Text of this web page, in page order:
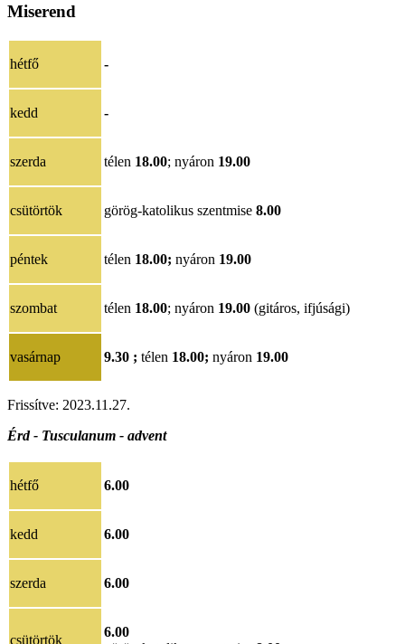
Miserend
hétfő -
kedd -
szerda télen 18.00; nyáron 19.00
csütörtök görög-katolikus szentmise 8.00
péntek télen 18.00; nyáron 19.00
szombat télen 18.00; nyáron 19.00 (gitáros, ifjúsági)
vasárnap 9.30 ; télen 18.00; nyáron 19.00
Frissítve: 2023.11.27.
Érd - Tusculanum - advent
hétfő 6.00
kedd 6.00
szerda 6.00
csütörtök
6.00